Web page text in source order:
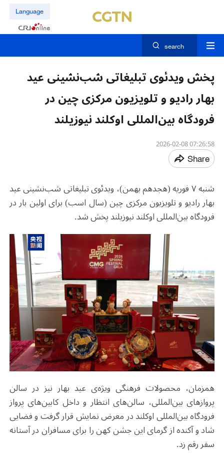
Language
search
پخش ویدئوی تبلیغاتی شب‌نشینی عید
بهار رادیو و تلویزیون مرکزی چین در
فرودگاه بین‌المللی اوکلند نیوزیلند
07:26:58 2026-02-08
Share
شنبه ۷ فوریه (هجدهم بهمن)، ویدئوی تبلیغاتی شب‌نشینی عید
بهار رادیو و تلویزیون مرکزی چین (سال اسب) برای اولین بار در
فرودگاه بین‌المللی اوکلند نیوزیلند پخش شد.
همزمان، محصولات فرهنگی ویژه‌ی عید بهار نیز در سالن
پروازهای بین‌المللی، سالن‌های انتظار و داخل کابین‌های پرواز
فرودگاه بین‌المللی اوکلند در معرض نمایش قرار گرفت و فضایی
شاد و آکنده از گرمای این جشن کهن را برای مسافران در آستانه
سفر رقم زد.